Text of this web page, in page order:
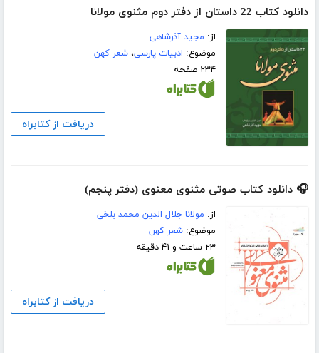
دانلود کتاب 22 داستان از دفتر دوم مثنوی مولانا
از: مجید آذرشاهی
موضوع: ادبیات پارسی،شعر کهن
۲۳۴ صفحه
دریافت از کتابراه
🎧 دانلود کتاب صوتی مثنوی معنوی (دفتر پنجم)
از: مولانا جلال الدین محمد بلخی
موضوع:شعر کهن
۲۳ ساعت و ۴۱ دقیقه
دریافت از کتابراه